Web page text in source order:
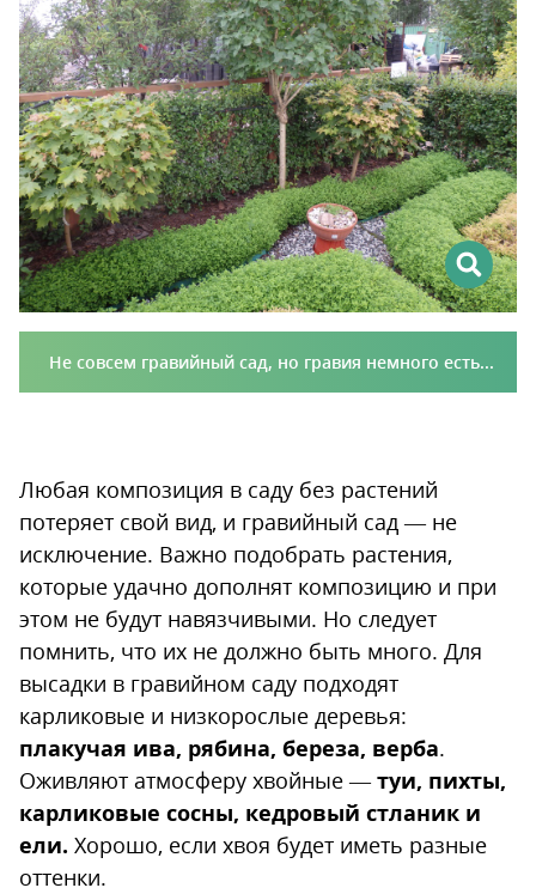
Не совсем гравийный сад, но гравия немного есть...
Любая композиция в саду без растений
потеряет свой вид, и гравийный сад — не
исключение. Важно подобрать растения,
которые удачно дополнят композицию и при
этом не будут навязчивыми. Но следует
помнить, что их не должно быть много. Для
высадки в гравийном саду подходят
карликовые и низкорослые деревья:
плакучая ива, рябина, береза, верба.
Оживляют атмосферу хвойные —туи, пихты,
карликовые сосны, кедровый стланик и
ели. Хорошо, если хвоя будет иметь разные
оттенки.